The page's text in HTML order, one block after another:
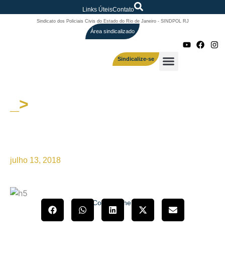
Links ÚteisContato
Sindicato dos Policiais Civis do Estado do Rio de Janeiro - SINDPOL RJ
Área sindicalizado
Sindicalize-se
_>
julho 13, 2018
Compartilhe!